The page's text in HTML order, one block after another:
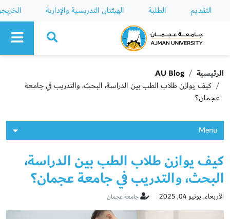
التقديم الطلبة الهيئتان التدريسية والإدارية
Ajman University
الرئيسية
AU Blog
كيف يوازن طلاب الطب بين الدراسة، البحث، والتدريب في جامعة
عجمان؟
Menu
كيف يوازن طلاب الطب بين الدراسة،
البحث، والتدريب في جامعة عجمان؟
الأربعاء, يونيو 04, 2025 جامعة عجمان